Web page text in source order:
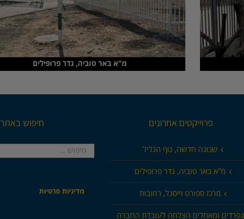
מ"א באר טוביה, גדר פרופילים
פרוייקטים אחרונים
שכונה חדשה, נוף הגליל
מ"א באר טוביה, גדר פרופילים
מרכז ספורט וייסגל, רחובות
נפרדים ומאחלים הצלחה לעובדת החברה
חיפוש באתר
חיפוש...
מדיניות פרטיות